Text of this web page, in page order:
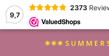
9,7
2373
☀☀☀ S U M M E R